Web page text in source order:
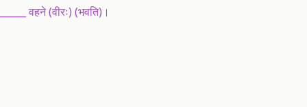
वहने (वीरः) (भवति)।